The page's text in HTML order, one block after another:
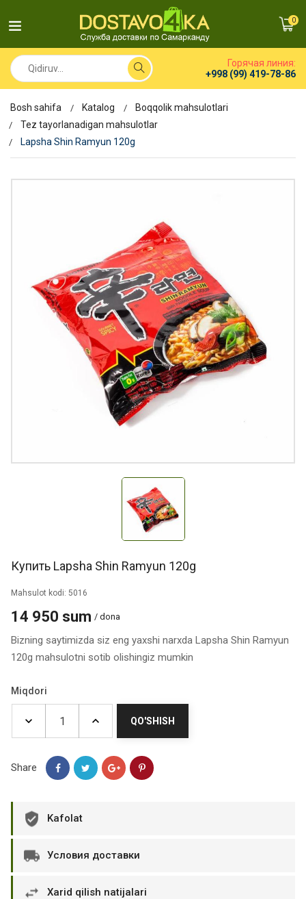
0
Горячая линия:
+998 (99) 419-78-86
Bosh sahifa Katalog
Boqqolik mahsulotlari
Tez tayorlanadigan mahsulotlar
Lapsha Shin Ramyun 120g
Купить Lapsha Shin Ramyun 120g
Mahsulot kodi: 5016
14 950 sum / dona
Bizning saytimizda siz eng yaxshi narxda Lapsha Shin Ramyun
120g mahsulotni sotib olishingiz mumkin
Miqdori
QO'SHISH
Share
Kafolat
Условия доставки
Xarid qilish natijalari